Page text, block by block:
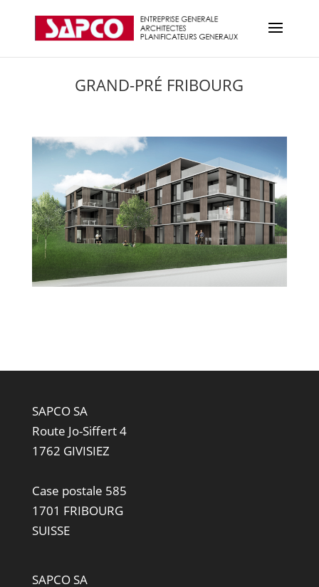
GRAND-PRÉ FRIBOURG
SAPCO SA
Route Jo-Siffert 4
1762 GIVISIEZ
Case postale 585
1701 FRIBOURG
SUISSE
SAPCO SA